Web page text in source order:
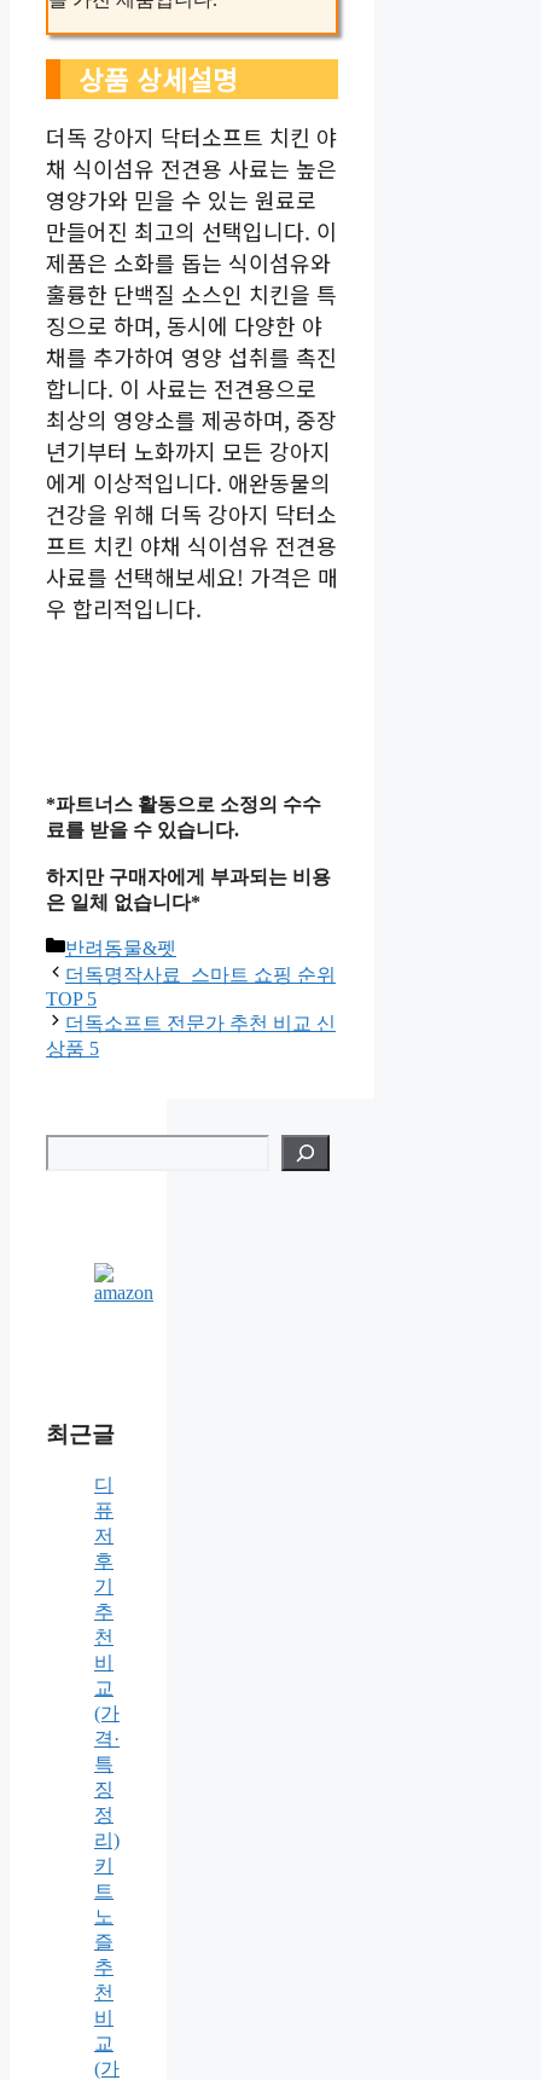
상품 상세설명
더독 강아지 닥터소프트 치킨 야
채 식이섬유 전견용 사료는 높은
영양가와 믿을 수 있는 원료로
만들어진 최고의 선택입니다. 이
제품은 소화를 돕는 식이섬유와
훌륭한 단백질 소스인 치킨을 특
징으로 하며, 동시에 다양한 야
채를 추가하여 영양 섭취를 촉진
합니다. 이 사료는 전견용으로
최상의 영양소를 제공하며, 중장
년기부터 노화까지 모든 강아지
에게 이상적입니다. 애완동물의
건강을 위해 더독 강아지 닥터소
프트 치킨 야채 식이섬유 전견용
사료를 선택해보세요! 가격은 매
우 합리적입니다.
*파트너스 활동으로 소정의 수수
료를 받을 수 있습니다.
하지만 구매자에게 부과되는 비용
은 일체 없습니다*
카
테
고
리
반려동물&펫
더독명작사료 스마트 쇼핑 순위
TOP 5
더독소프트 전문가 추천 비교 신
상품 5
색
최근글
디
퓨
저
후
기
추
천
비
교
(가
격·
특
징
정
리)
키
트
노
즐
추
천
비
교
(가